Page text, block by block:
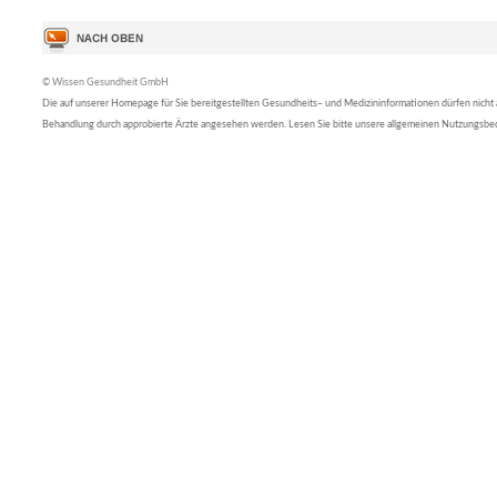
© Wissen Gesundheit GmbH
Die auf unserer Homepage für Sie bereitgestellten Gesundheits– und Medizininformationen dürfen nicht
Behandlung durch approbierte Ärzte angesehen werden. Lesen Sie bitte unsere allgemeinen